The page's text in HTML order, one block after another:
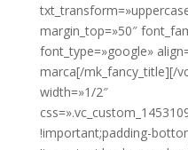
margin_top=»50″
font_type=»google»
marca[/mk_fancy_title][/
width=»1/2″
!important;padding-